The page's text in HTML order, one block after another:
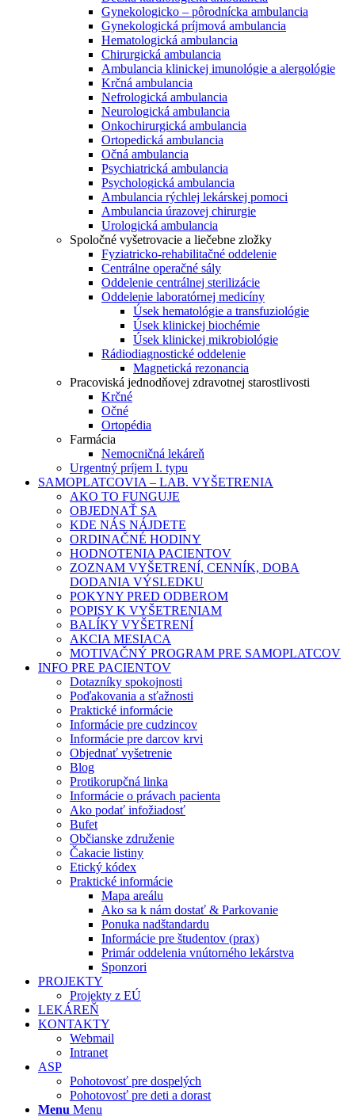
Gynekologicko – pôrodnícka ambulancia
Gynekologická príjmová ambulancia
Hematologická ambulancia
Chirurgická ambulancia
Ambulancia klinickej imunológie a alergológie
Krčná ambulancia
Nefrologická ambulancia
Neurologická ambulancia
Onkochirurgická ambulancia
Ortopedická ambulancia
Očná ambulancia
Psychiatrická ambulancia
Psychologická ambulancia
Ambulancia rýchlej lekárskej pomoci
Ambulancia úrazovej chirurgie
Urologická ambulancia
Spoločné vyšetrovacie a liečebne zložky
Fyziatricko-rehabilitačné oddelenie
Centrálne operačné sály
Oddelenie centrálnej sterilizácie
Oddelenie laboratórnej medicíny
Úsek hematológie a transfuziológie
Úsek klinickej biochémie
Úsek klinickej mikrobiológie
Rádiodiagnostické oddelenie
Magnetická rezonancia
Pracoviská jednodňovej zdravotnej starostlivosti
Krčné
Očné
Ortopédia
Farmácia
Nemocničná lekáreň
Urgentný príjem I. typu
SAMOPLATCOVIA – LAB. VYŠETRENIA
AKO TO FUNGUJE
OBJEDNAŤ SA
KDE NÁS NÁJDETE
ORDINAČNÉ HODINY
HODNOTENIA PACIENTOV
ZOZNAM VYŠETRENÍ, CENNÍK, DOBA
DODANIA VÝSLEDKU
POKYNY PRED ODBEROM
POPISY K VYŠETRENIAM
BALÍKY VYŠETRENÍ
AKCIA MESIACA
MOTIVAČNÝ PROGRAM PRE SAMOPLATCOV
INFO PRE PACIENTOV
Dotazníky spokojnosti
Poďakovania a sťažnosti
Praktické informácie
Informácie pre cudzincov
Informácie pre darcov krvi
Objednať vyšetrenie
Blog
Protikorupčná linka
Informácie o právach pacienta
Ako podať infožiadosť
Bufet
Občianske združenie
Čakacie listiny
Etický kódex
Praktické informácie
Mapa areálu
Ako sa k nám dostať & Parkovanie
Ponuka nadštandardu
Informácie pre študentov (prax)
Primár oddelenia vnútorného lekárstva
Sponzori
PROJEKTY
Projekty z EÚ
LEKÁREŇ
KONTAKTY
Webmail
Intranet
ASP
Pohotovosť pre dospelých
Pohotovosť pre deti a dorast
Menu Menu